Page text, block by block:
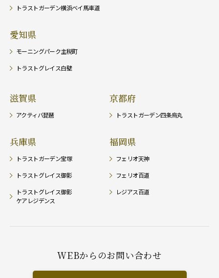
トラストガーデン横浜ベイ馬車道
愛知県
モーニングパーク主税町
トラストグレイス白壁
滋賀県
アクティバ琵琶
京都府
トラストガーデン四条烏丸
兵庫県
トラストガーデン宝塚
トラストグレイス御影
トラストグレイス御影
ケアレジデンス
福岡県
フェリオ天神
フェリオ百道
レジアス百道
WEBからのお問い合わせ